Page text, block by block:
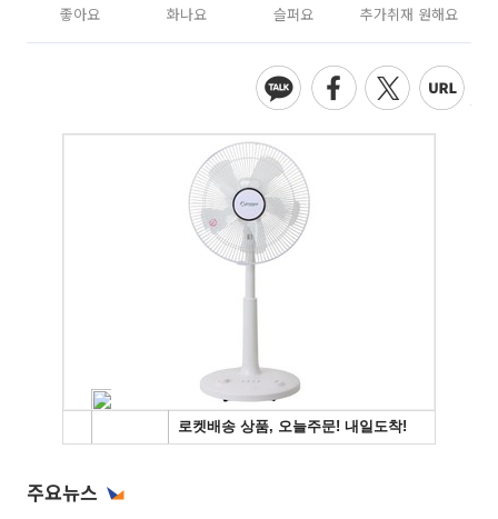
좋아요 화나요 슬퍼요 추가취재 원해요
주요뉴스